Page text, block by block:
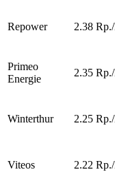
Repower 2.38
Primeo
Energie
2.35
Winterthur 2.25
Viteos 2.22